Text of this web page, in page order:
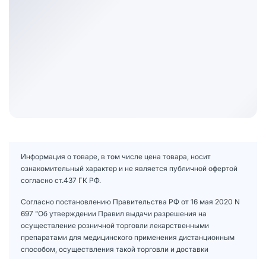
Информация о товаре, в том числе цена товара, носит
ознакомительный характер и не является публичной офертой
согласно ст.437 ГК РФ.
Согласно постановлению Правительства РФ от 16 мая 2020 N
697 "Об утверждении Правил выдачи разрешения на
осуществление розничной торговли лекарственными
препаратами для медицинского применения дистанционным
способом, осуществления такой торговли и доставки